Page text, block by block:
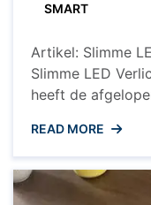
SMART
Artikel: Slimme
Slimme LED
heeft de
vele voordelen
van slimme
geavanceerder
huiseigenaren
READ MORE